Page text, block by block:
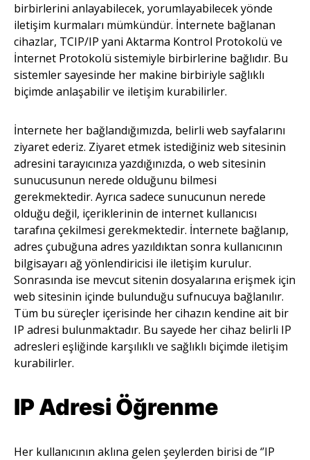
birbirlerini anlayabilecek, yorumlayabilecek yönde
iletişim kurmaları mümkündür. İnternete bağlanan
cihazlar, TCIP/IP yani Aktarma Kontrol Protokolü ve
İnternet Protokolü sistemiyle birbirlerine bağlıdır. Bu
sistemler sayesinde her makine birbiriyle sağlıklı
biçimde anlaşabilir ve iletişim kurabilirler.
İnternete her bağlandığımızda, belirli web sayfalarını
ziyaret ederiz. Ziyaret etmek istediğiniz web sitesinin
adresini tarayıcınıza yazdığınızda, o web sitesinin
sunucusunun nerede olduğunu bilmesi
gerekmektedir. Ayrıca sadece sunucunun nerede
olduğu değil, içeriklerinin de internet kullanıcısı
tarafına çekilmesi gerekmektedir. İnternete bağlanıp,
adres çubuğuna adres yazıldıktan sonra kullanıcının
bilgisayarı ağ yönlendiricisi ile iletişim kurulur.
Sonrasında ise mevcut sitenin dosyalarına erişmek için
web sitesinin içinde bulunduğu sufnucuya bağlanılır.
Tüm bu süreçler içerisinde her cihazın kendine ait bir
IP adresi bulunmaktadır. Bu sayede her cihaz belirli IP
adresleri eşliğinde karşılıklı ve sağlıklı biçimde iletişim
kurabilirler.
IP Adresi Öğrenme
Her kullanıcının aklına gelen şeylerden birisi de ‘’IP